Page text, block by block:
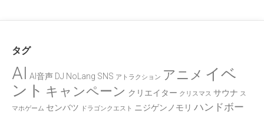
タグ
AI AI音声 DJ NoLang SNS アトラクション アニメ イベ
ント キャンペーン クリエイター クリスマス サウナ ス
マホゲーム センバツ ドラゴンクエスト ニジゲンノモリ ハンドボー